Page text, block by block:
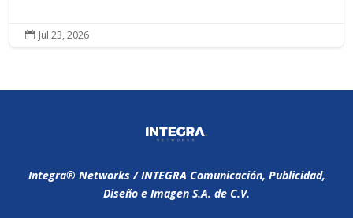
 Jul 23, 2026
Integra®️ Networks / INTEGRA Comunicación, Publicidad,
Diseño e Imagen S.A. de C.V.